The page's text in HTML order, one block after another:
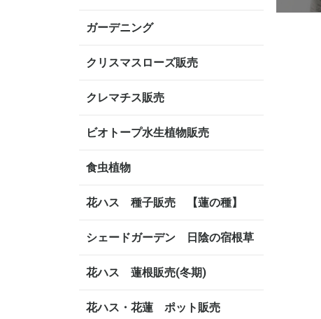
ガーデニング
クリスマスローズ販売
クレマチス販売
ビオトープ水生植物販売
食虫植物
花ハス 種子販売 【蓮の種】
シェードガーデン 日陰の宿根草
花ハス 蓮根販売(冬期)
花ハス・花蓮 ポット販売